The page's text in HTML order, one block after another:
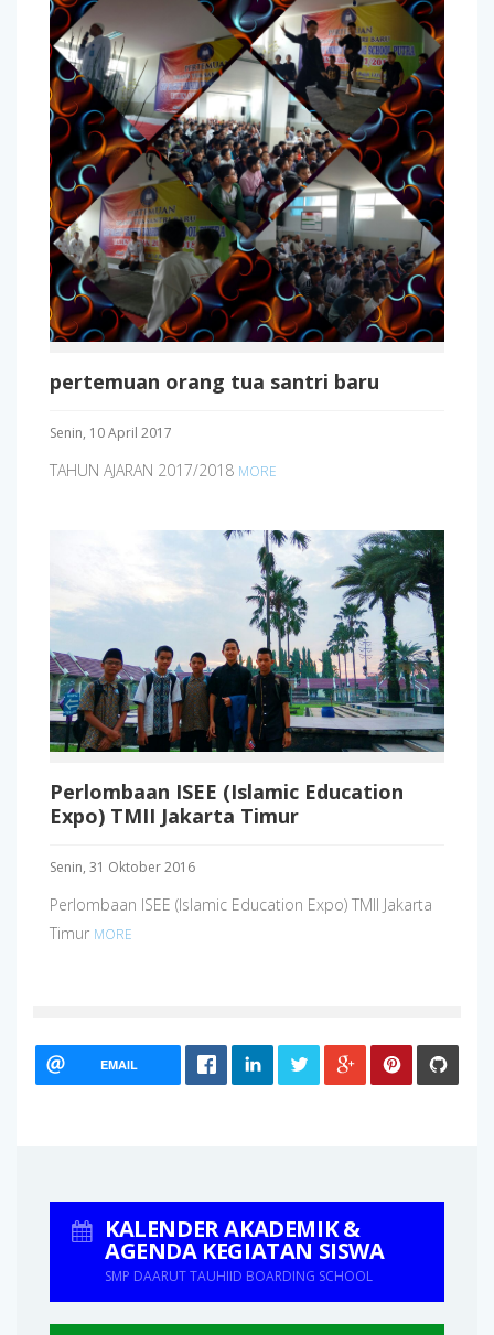
pertemuan orang tua santri baru
Senin, 10 April 2017
TAHUN AJARAN 2017/2018 MORE
Perlombaan ISEE (Islamic Education
Expo) TMII Jakarta Timur
Senin, 31 Oktober 2016
Perlombaan ISEE (Islamic Education Expo) TMII Jakarta
Timur MORE
EMAIL
KALENDER AKADEMIK &
AGENDA KEGIATAN SISWA
SMP DAARUT TAUHIID BOARDING SCHOOL